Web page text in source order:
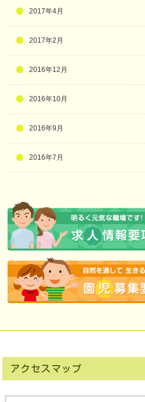
2017年4月
2017年2月
2016年12月
2016年10月
2016年9月
2016年7月